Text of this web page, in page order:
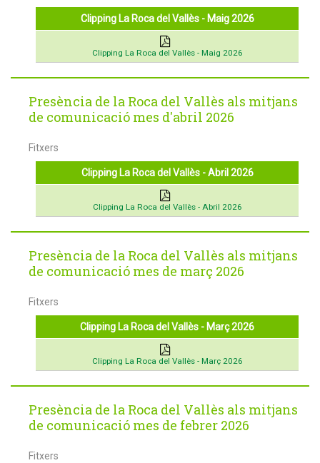
Clipping La Roca del Vallès - Maig 2026
Clipping La Roca del Vallès - Maig 2026
Presència de la Roca del Vallès als mitjans
de comunicació mes d'abril 2026
Fitxers
Clipping La Roca del Vallès - Abril 2026
Clipping La Roca del Vallès - Abril 2026
Presència de la Roca del Vallès als mitjans
de comunicació mes de març 2026
Fitxers
Clipping La Roca del Vallès - Març 2026
Clipping La Roca del Vallès - Març 2026
Presència de la Roca del Vallès als mitjans
de comunicació mes de febrer 2026
Fitxers